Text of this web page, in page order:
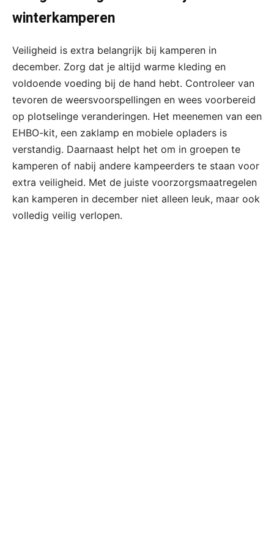
winterkamperen
Veiligheid is extra belangrijk bij kamperen in
december. Zorg dat je altijd warme kleding en
voldoende voeding bij de hand hebt. Controleer van
tevoren de weersvoorspellingen en wees voorbereid
op plotselinge veranderingen. Het meenemen van een
EHBO-kit, een zaklamp en mobiele opladers is
verstandig. Daarnaast helpt het om in groepen te
kamperen of nabij andere kampeerders te staan voor
extra veiligheid. Met de juiste voorzorgsmaatregelen
kan kamperen in december niet alleen leuk, maar ook
volledig veilig verlopen.